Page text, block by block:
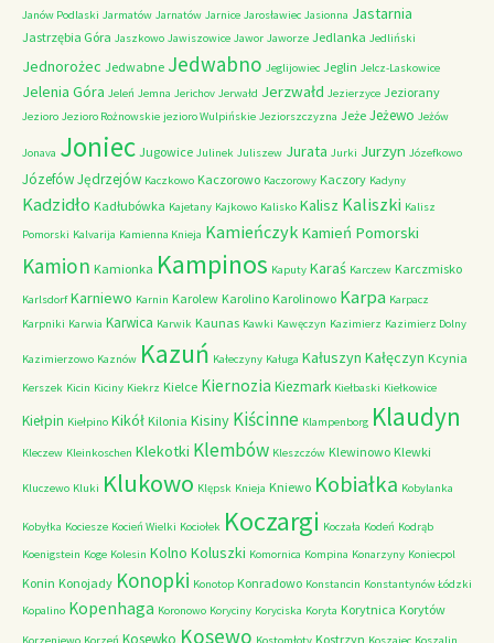
Janów Podlaski Jarmatów Jarnatów Jarnice Jarosławiec Jasionna Jastarnia
Jastrzębia Góra Jaszkowo Jawiszowice Jawor Jaworze Jedlanka Jedliński
Jednorożec Jedwabne Jedwabno Jeglijowiec Jeglin Jelcz-Laskowice
Jelenia Góra Jeleń Jemna Jerichov Jerwałd Jerzwałd Jezierzyce Jeziorany
Jezioro Jezioro Rożnowskie jezioro Wulpińskie Jeziorszczyzna Jeże Jeżewo Jeżów
Jonava Joniec Jugowice Julinek Juliszew Jurata Jurki Jurzyn Józefkowo
JózefówJędrzejów Kaczkowo Kaczorowo Kaczorowy Kaczory Kadyny
Kadzidło Kadłubówka Kajetany Kajkowo Kalisko Kalisz Kaliszki Kalisz
Pomorski Kalvarija Kamienna Knieja Kamieńczyk Kamień Pomorski
Kamion Kamionka Kampinos Kaputy Karaś Karczew Karczmisko
Karlsdorf Karniewo Karnin Karolew Karolino Karolinowo Karpa Karpacz
Karpniki Karwia Karwica Karwik Kaunas Kawki Kawęczyn Kazimierz Kazimierz Dolny
Kazimierzowo Kaznów Kazuń Kałeczyny Kaługa Kałuszyn Kałęczyn Kcynia
Kerszek Kicin Kiciny Kiekrz Kielce Kiernozia Kiezmark Kiełbaski Kiełkowice
Kiełpin Kiełpino Kikół Kilonia Kisiny Kiścinne Klampenborg Klaudyn
Kleczew Kleinkoschen Klekotki Klembów Kleszczów Klewinowo Klewki
Kluczewo Kluki Klukowo Klępsk Knieja Kniewo Kobiałka Kobylanka
Kobyłka Kociesze Kocień Wielki Kociołek Koczargi Koczała Kodeń Kodrąb
Koenigstein Koge Kolesin Kolno Koluszki Komornica Kompina Konarzyny Koniecpol
Konin Konojady Konopki Konotop Konradowo Konstancin Konstantynów Łódzki
Kopalino Kopenhaga Koronowo Koryciny Koryciska Koryta Korytnica Korytów
Kosewko Kosewo Kostrzyn